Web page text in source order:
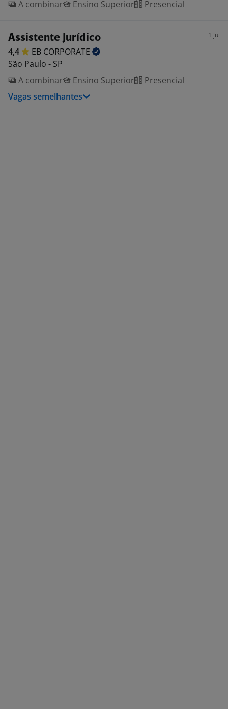
A combinar Ensino Superior Presencial
Assistente Jurídico 1 jul
4,4 EB CORPORATE
São Paulo - SP
A combinar
Ensino Superior
Presencial
Vagas semelhantes